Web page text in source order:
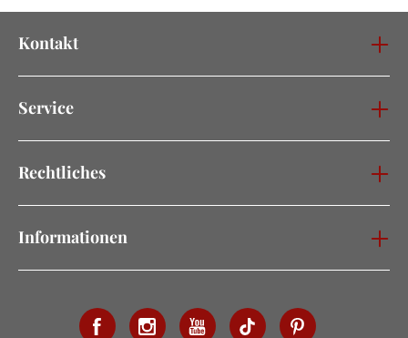
Kontakt
Service
Rechtliches
Informationen